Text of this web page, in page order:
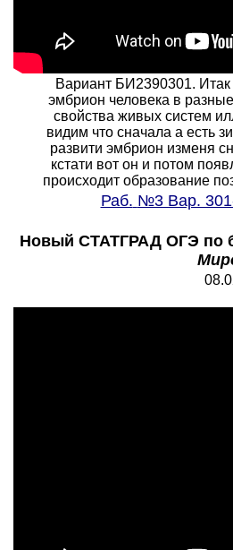
Вариант БИ2390301.
эмбрион человека в
свойства живых систем
видим что сначала а есть
развити эмбрион изменя
кстати вот он и потом
происходит образование
Раб. №3 Вар.
Новый СТАТГРАД ОГЭ по